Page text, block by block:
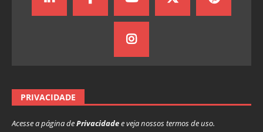
PRIVACIDADE
Acesse a página dePrivacidadee veja nossos termos de uso.